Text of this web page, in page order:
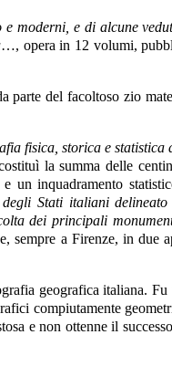
moderni, e di alcune
…, opera in 12 volumi,
parte del facoltoso zio
fisica, storica e statistica
la summa delle
un inquadramento
Stati italiani
dei principali
a Firenze, in due
geografica italiana. Fu
compiutamente
e non ottenne il